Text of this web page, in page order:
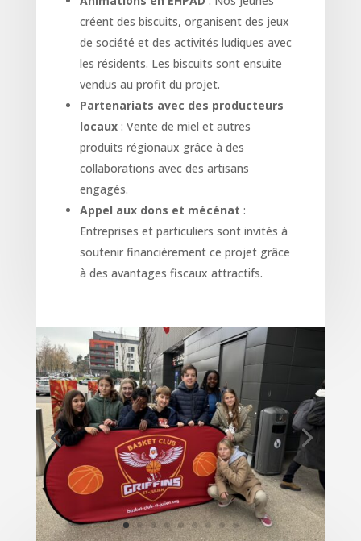
créent des biscuits, organisent des jeux
de société et des activités ludiques avec
les résidents. Les biscuits sont ensuite
vendus au profit du projet.
Partenariats avec des producteurs
locaux: Vente de miel et autres
produits régionaux grâce à des
collaborations avec des artisans
engagés.
Appel aux dons et mécénat :
Entreprises et particuliers sont invités à
soutenir financièrement ce projet grâce
à des avantages fiscaux attractifs.